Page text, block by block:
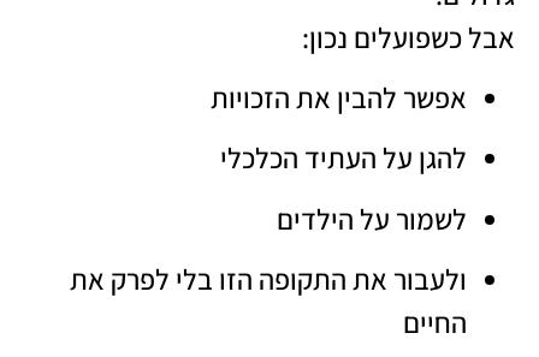
אבל כשפועלים נכון:
אפשר להבין את הזכויות
להגן על העתיד הכלכלי
לשמור על הילדים
ולעבור את התקופה הזו בלי לפרק את
החיים